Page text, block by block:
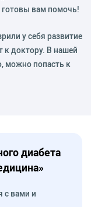
вам помочь!
у себя развитие
к доктору. В нашей
можно попасть к
диабета
с вами и